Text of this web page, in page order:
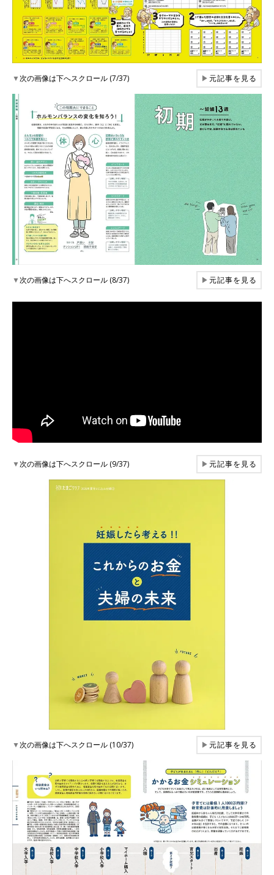
▼次の画像は下へスクロール (7/37) ▶元記事を見る
▼次の画像は下へスクロール (8/37) ▶元記事を見る
▼次の画像は下へスクロール (9/37) ▶元記事を見る
▼次の画像は下へスクロール (10/37) ▶元記事を見る